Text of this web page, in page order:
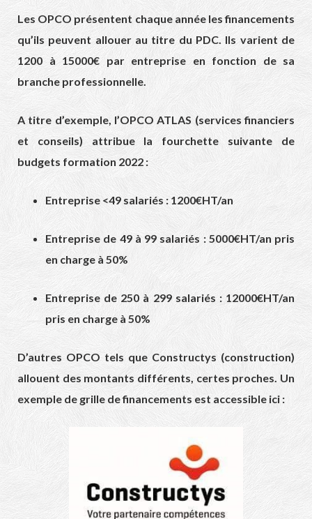
Les OPCO présentent chaque année les financements
qu’ils peuvent allouer au titre du PDC. Ils varient de
1200 à 15000€ par entreprise en fonction de sa
branche professionnelle.
A titre d’exemple, l’OPCO ATLAS (services financiers
et conseils) attribue la fourchette suivante de
budgets formation 2022 :
Entreprise <49 salariés : 1200€HT/an
Entreprise de 49 à 99 salariés : 5000€HT/an pris
en charge à 50%
Entreprise de 250 à 299 salariés : 12000€HT/an
pris en charge à 50%
D’autres OPCO tels que Constructys (construction)
allouent des montants différents, certes proches. Un
exemple de grille de financements est accessible ici :